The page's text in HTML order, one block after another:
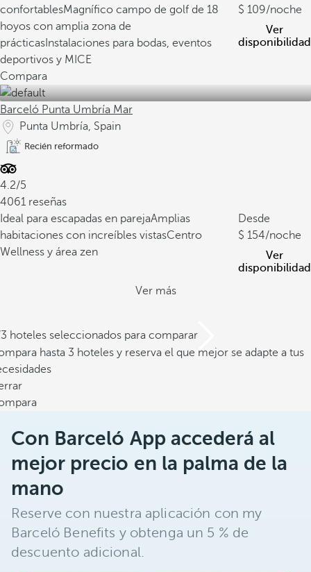
confortablesMagnífico campo de golf de 18
hoyos con amplia zona de
prácticas Instalaciones para bodas, eventos
deportivos y MICE
109/noche
Ver
disponibilidad
Compara
Barceló Punta Umbría Mar
Punta Umbría, Spain
Recién reformado
4.2/5
4061 reseñas
Ideal para escapadas en parejaAmplias
habitaciones con increíbles vistasCentro
Wellness y área zen
Desde
154/noche
Ver
disponibilidad
Ver más
hoteles seleccionados para comparar
hasta 3 hoteles y reserva el que mejor se adapte a tus
Con Barceló App accederá al
mejor precio en la palma de la
mano
Reserve con nuestra aplicación con my
Barceló Benefits y obtenga un 5 % de
descuento adicional.